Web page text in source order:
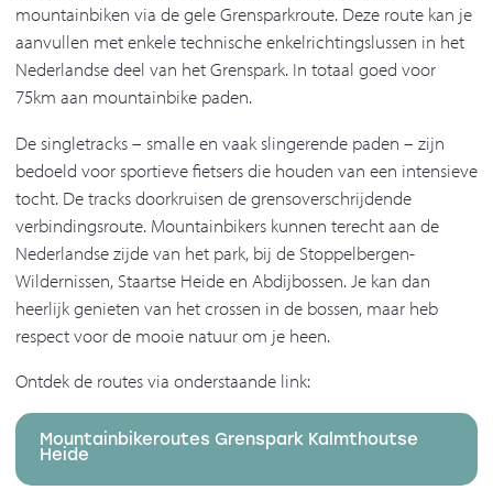
mountainbiken via de gele Grensparkroute. Deze route kan je
aanvullen met enkele technische enkelrichtingslussen in het
Nederlandse deel van het Grenspark. In totaal goed voor
75km aan mountainbike paden.
De singletracks – smalle en vaak slingerende paden – zijn
bedoeld voor sportieve fietsers die houden van een intensieve
tocht. De tracks doorkruisen de grensoverschrijdende
verbindingsroute. Mountainbikers kunnen terecht aan de
Nederlandse zijde van het park, bij de Stoppelbergen-
Wildernissen, Staartse Heide en Abdijbossen. Je kan dan
heerlijk genieten van het crossen in de bossen, maar heb
respect voor de mooie natuur om je heen.
Ontdek de routes via onderstaande link:
Mountainbikeroutes Grenspark Kalmthoutse
Heide